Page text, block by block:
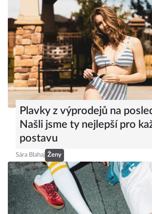
Plavky z výprodejů na
Našli jsme ty nejlepší pro
postavu
Sára Blahaj Ženy